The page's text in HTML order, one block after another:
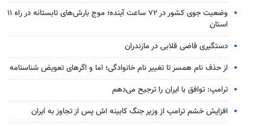
وضعیت جوی کشور در ۷۲ ساعت آینده؛ موج بارش‌های تابستانه در راه ۱۱
استان
دستگیری قاضی قلابی در مازندران
از حذف نام همسر تا تغییر نام خانوادگی؛ اما و اگرهای تعویض شناسنامه
ترامپ: توافق با ایران را ترجیح می‌دهم
افزایش خشم ترامپ از وزیر جنگ کابینه اش پس از تجاوز به ایران